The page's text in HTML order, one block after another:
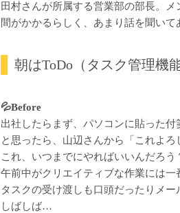
田村さんが所属する営業部の部長。
間がかかるらしく、あまり話を聞いて
朝はToDo（タスク管理機
💦Before
出社したらまず、パソコンに貼った付
と思ったら、山辺さんから「これよろ
これ、いつまでにやればいいんだろう
午前中がクリエイティブな作業には一
タスクの受け渡しも口頭だったりメ
しばしば…